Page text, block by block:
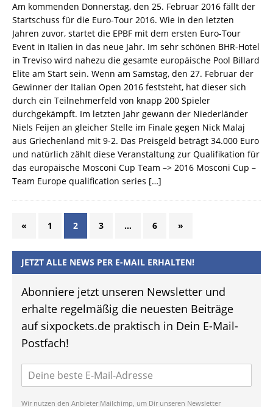
Am kommenden Donnerstag, den 25. Februar 2016 fällt der
Startschuss für die Euro-Tour 2016. Wie in den letzten
Jahren zuvor, startet die EPBF mit dem ersten Euro-Tour
Event in Italien in das neue Jahr. Im sehr schönen BHR-Hotel
in Treviso wird nahezu die gesamte europäische Pool Billard
Elite am Start sein. Wenn am Samstag, den 27. Februar der
Gewinner der Italian Open 2016 feststeht, hat dieser sich
durch ein Teilnehmerfeld von knapp 200 Spieler
durchgekämpft. Im letzten Jahr gewann der Niederländer
Niels Feijen an gleicher Stelle im Finale gegen Nick Malaj
aus Griechenland mit 9-2. Das Preisgeld beträgt 34.000 Euro
und natürlich zählt diese Veranstaltung zur Qualifikation für
das europäische Mosconi Cup Team –> 2016 Mosconi Cup –
Team Europe qualification series […]
« 1 2 3 … 6 »
JETZT ALLE NEWS PER E-MAIL ERHALTEN!
Abonniere jetzt unseren Newsletter und
erhalte regelmäßig die neuesten Beiträge
auf sixpockets.de praktisch in Dein E-Mail-
Postfach!
Wir nutzen den Anbieter Mailchimp, um Dir unseren Newsletter